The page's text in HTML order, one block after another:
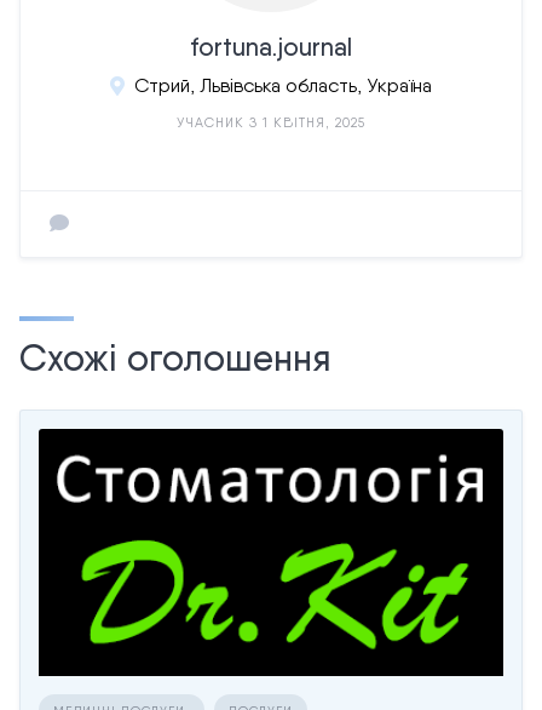
fortuna.journal
Стрий, Львівська область, Україна
УЧАСНИК З 1 КВІТНЯ, 2025
Схожі оголошення